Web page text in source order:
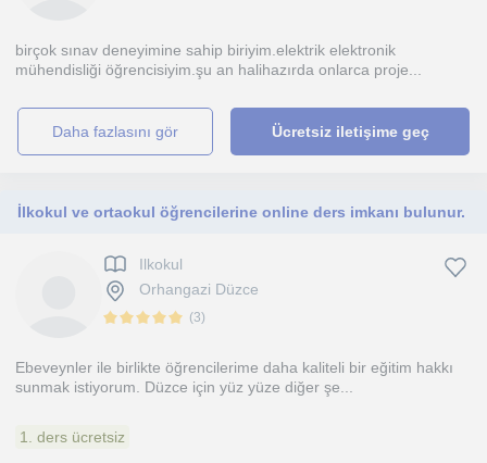
birçok sınav deneyimine sahip biriyim.elektrik elektronik
mühendisliği öğrencisiyim.şu an halihazırda onlarca proje...
daha fazlasını gör Ücretsiz iletişime geç
İlkokul ve ortaokul öğrencilerine online ders imkanı bulunur.
Ilkokul
Orhangazi Düzce
(3)
Ebeveynler ile birlikte öğrencilerime daha kaliteli bir eğitim hakkı
sunmak istiyorum. Düzce için yüz yüze diğer şe...
1. ders ücretsiz